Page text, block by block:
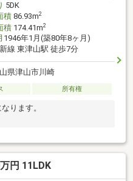
5DK
積86.93m2
積174.41m2
1946年1月(築80年8ヶ月)
線 東津山駅 徒歩7分
県津山市川崎
所有権
ります。
円 11LDK